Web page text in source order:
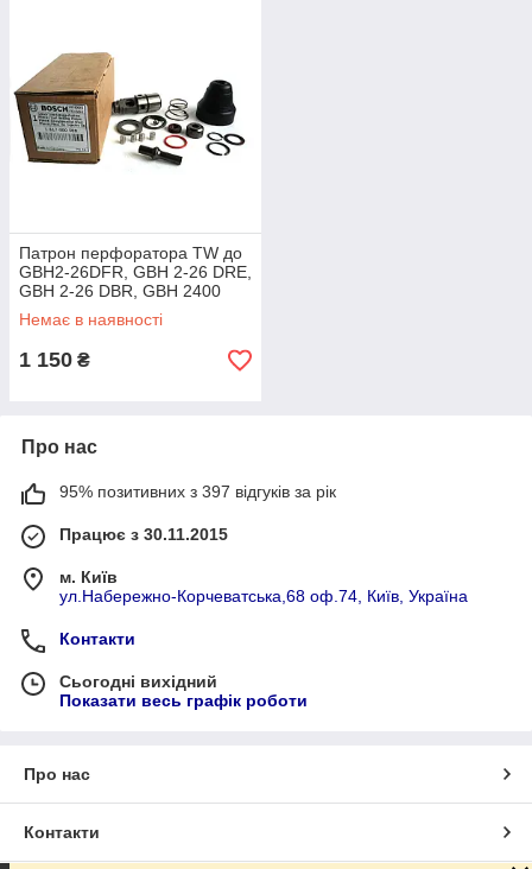
Патрон перфоратора TW до
GBH2-26DFR, GBH 2-26 DRE,
GBH 2-26 DBR, GBH 2400
/1617000598
Немає в наявності
1 150 ₴
Про нас
95% позитивних з 397 відгуків за рік
Працює з 30.11.2015
м. Київ
ул.Набережно-Корчеватська,68 оф.74, Київ, Україна
Контакти
Сьогодні вихідний
Показати весь графік роботи
Про нас
Контакти